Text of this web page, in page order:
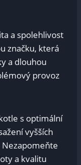
a spolehlivost
značku, která
a dlouhou
provoz
s optimální
vyšších
a kvalitu